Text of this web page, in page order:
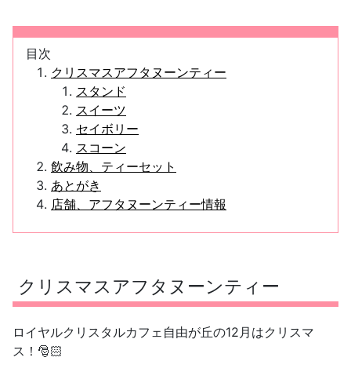
目次
クリスマスアフタヌーンティー
スタンド
スイーツ
セイボリー
スコーン
飲み物、ティーセット
あとがき
店舗、アフタヌーンティー情報
クリスマスアフタヌーンティー
ロイヤルクリスタルカフェ自由が丘の12月はクリスマ
ス！🎅🏻